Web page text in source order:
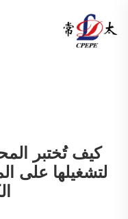
كيف تُختبر
لتشغيلها على